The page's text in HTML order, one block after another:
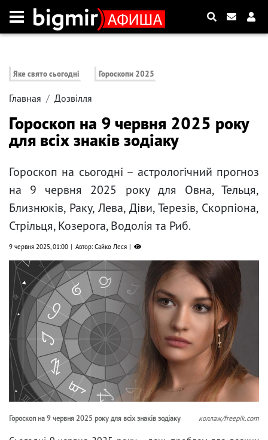
Яке свято сьогодні Гороскопи 2025
Главная Дозвілля
Гороскоп на 9 червня 2025 року
для всіх знаків зодіаку
Гороскоп на сьогодні – астрологічний прогноз
на 9 червня 2025 року для Овна, Тельця,
Близнюків, Раку, Лева, Діви, Терезів, Скорпіона,
Стрільця, Козерога, Водолія та Риб.
9 червня 2025, 01:00 Автор: Сайко Леся
Гороскоп на 9 червня 2025 року для всіх знаків зодіаку коллаж/freepik.com